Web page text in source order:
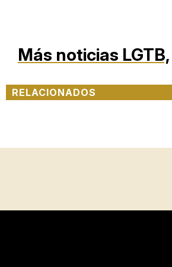
Más noticias LGTB,
RELACIONADOS